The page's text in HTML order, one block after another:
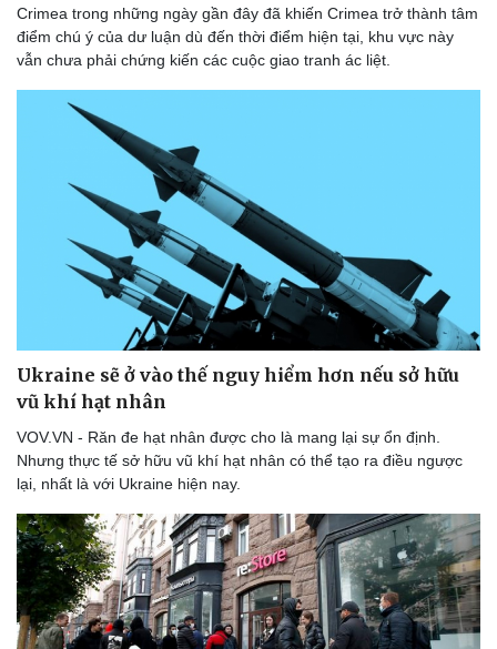
Crimea trong những ngày gần đây đã khiến Crimea trở thành tâm
điểm chú ý của dư luận dù đến thời điểm hiện tại, khu vực này
vẫn chưa phải chứng kiến các cuộc giao tranh ác liệt.
Ukraine sẽ ở vào thế nguy hiểm hơn nếu sở hữu
vũ khí hạt nhân
VOV.VN - Răn đe hạt nhân được cho là mang lại sự ổn định.
Nhưng thực tế sở hữu vũ khí hạt nhân có thể tạo ra điều ngược
lại, nhất là với Ukraine hiện nay.